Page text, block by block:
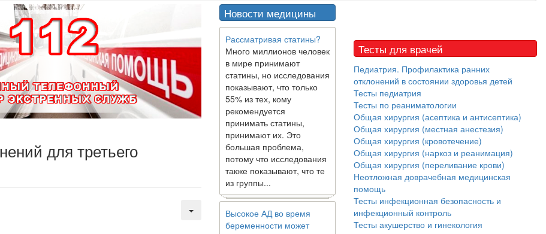
для третьего
Новости медицины
Рассматривая статины?
Много миллионов человек
в мире принимают
статины, но исследования
показывают, что только
55% из тех, кому
рекомендуется
принимать статины,
принимают их. Это
большая проблема,
потому что исследования
также показывают, что те
из группы...
Высокое АД во время
беременности может
Тесты для врачей
Педиатрия. Профилактика ранних
отклонений в состоянии здоровья детей
Тесты педиатрия
Тесты по реаниматологии
Общая хирургия (асептика и антисептика)
Общая хирургия (местная анестезия)
Общая хирургия (кровотечение)
Общая хирургия (наркоз и реанимация)
Общая хирургия (переливание крови)
Неотложная доврачебная медицинская
помощь
Тесты инфекционная безопасность и
инфекционный контроль
Тесты акушерство и гинекология